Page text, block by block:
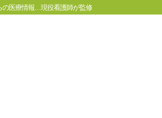
の医療情報…現役看護師が監修